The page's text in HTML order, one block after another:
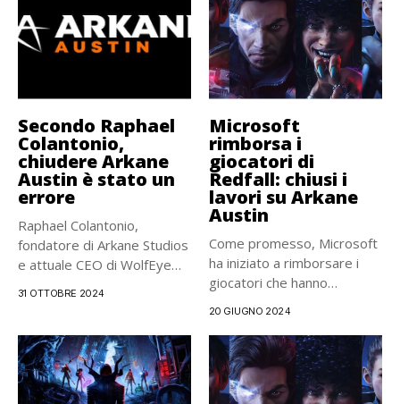
Secondo Raphael
Colantonio,
chiudere Arkane
Austin è stato un
errore
Raphael Colantonio,
fondatore di Arkane Studios
e attuale CEO di WolfEye
31 OTTOBRE 2024
Microsoft
rimborsa i
giocatori di
Redfall: chiusi i
lavori su Arkane
Austin
Come promesso, Microsoft
ha iniziato a rimborsare i
giocatori che hanno
20 GIUGNO 2024